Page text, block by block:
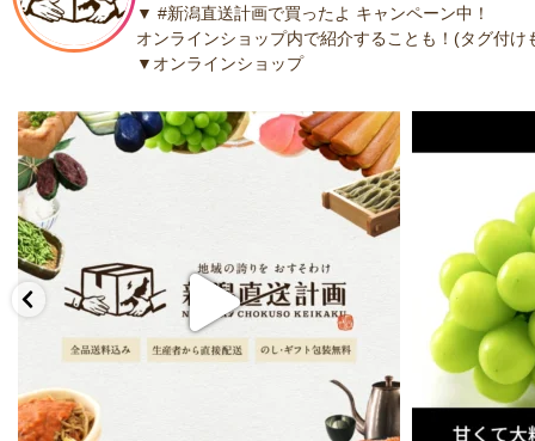
▼ #新潟直送計画で買ったよ キャンペーン中！
オンラインショップ内で紹介することも！(タグ付け
▼オンラインショップ